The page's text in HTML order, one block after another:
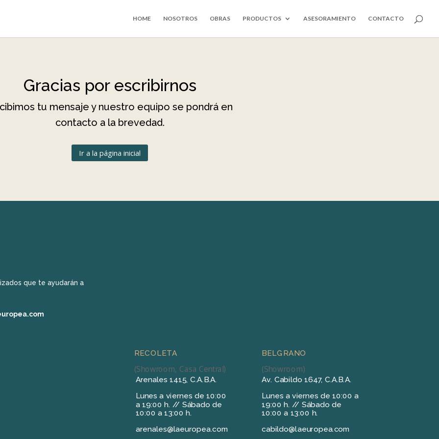
HOME NOSOTROS OBRAS PRODUCTOS ASESORAMIENTO CONTACTO
Gracias por escribirnos
tu mensaje y nuestro equipo se pondrá en
contacto a la brevedad.
Ir a la página inicial
que te ayudarán a
RECOLETA
(Showroom, Casa Central)
Arenales 1415, C.A.B.A.
Lunes a viernes de 10:00
a 19:00 h. // Sábado de
10:00 a 13:00 h.
arenales@laeuropea.com
BELGRANO
(Showroom)
Av. Cabildo 1647, C.A.B.A.
Lunes a viernes de 10:00 a
19:00 h. // Sábado de
10:00 a 13:00 h.
cabildo@laeuropea.com